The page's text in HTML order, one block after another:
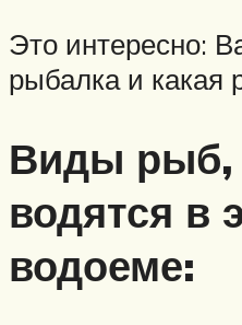
Это интересно:
рыбалка и какая
Виды рыб,
водятся в
водоеме: